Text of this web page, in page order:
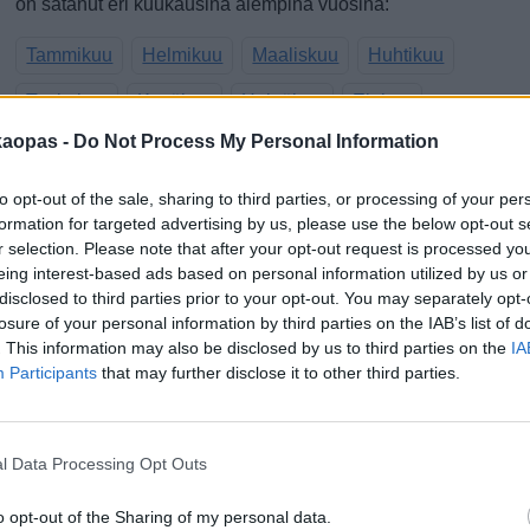
- Do Not Process My Personal Information
opt-out of the sale, sharing to third parties, or processing of your
for targeted advertising by us, please use the below opt-out
selection. Please note that after your opt-out request is processed
interest-based ads based on personal information utilized by us
to third parties prior to your opt-out. You may separately
of your personal information by third parties on the IAB’s list of
This information may also be disclosed by us to third parties on the
Participants that may further disclose it to other third parties.
Data Processing Opt Outs
opt-out of the Sharing of my personal data.
on satanut eri kuukausina aiempina vuosina:
Tammikuu Helmikuu Maaliskuu Huhtikuu
Toukokuu Kesäkuu Heinäkuu Elokuu
Syyskuu Lokakuu Marraskuu Joulukuu
Sateen todennäköisyys lähipäivinä (%),
ennuste
10.8. 11.8. 12.8. 13.8.